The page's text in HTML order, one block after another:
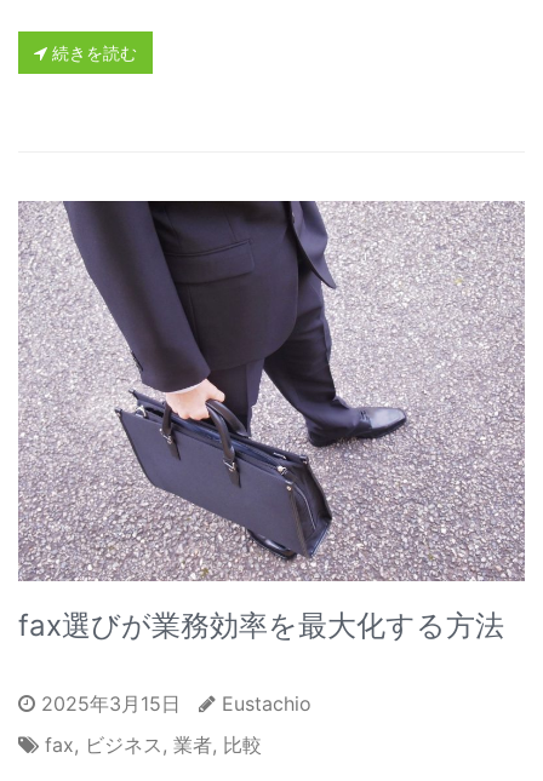
続きを読む
fax選びが業務効率を最大化する方法
2025年3月15日
Eustachio
fax, ビジネス , 業者, 比較